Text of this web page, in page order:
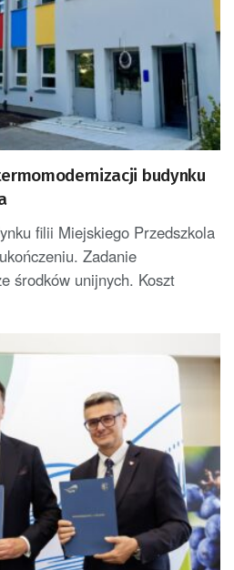
budynku
filii Miejskiego Przedszkola
Zadanie
środków unijnych. Koszt